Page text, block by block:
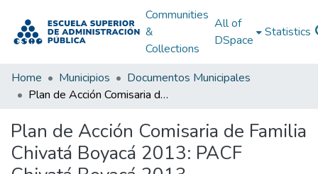
Communities
&
Collections
All of
DSpace
Statistics
Home Municipios
Documentos Municipales
Plan de Acción Comisaria de Familia Chivatá Boyacá 2013: PACF Chivatá Boyacá 2013
Plan de Acción Comisaria de Familia
Chivatá Boyacá 2013: PACF